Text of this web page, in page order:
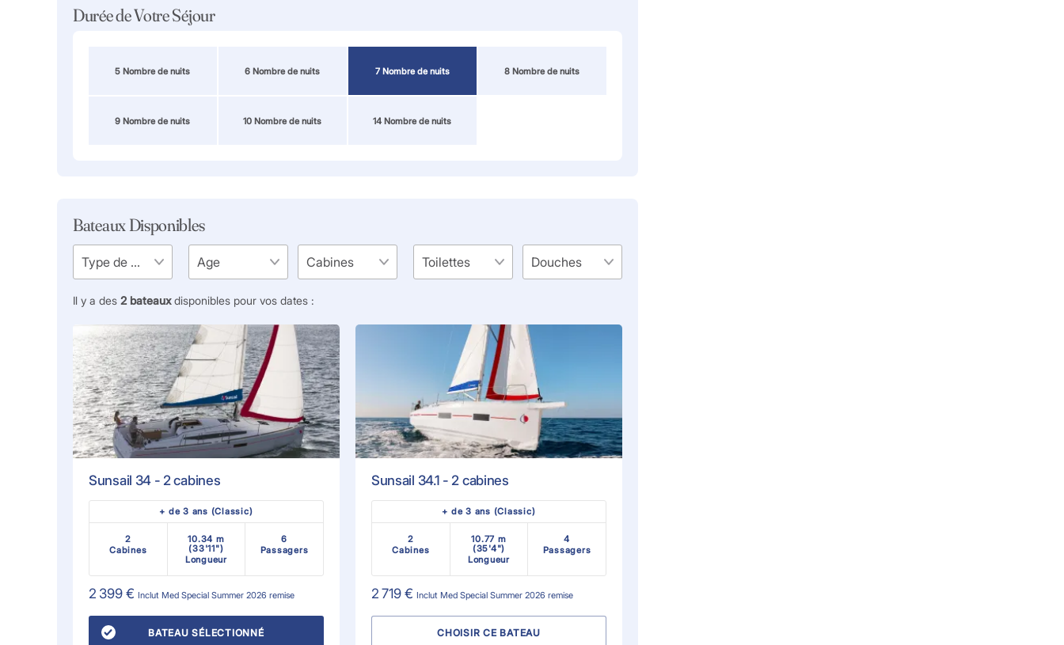
Durée de Votre Séjour
5 Nombre de nuits 6 Nombre de nuits 7 Nombre de nuits 8 Nombre de nuits
9 Nombre de nuits 10 Nombre de nuits 14 Nombre de nuits
Bateaux Disponibles
Il y a des 2 bateauxdisponibles pour vos dates :
Sunsail 34 - 2 cabines
+ de 3 ans (Classic)
2
Cabines
10.34 m
(33'11")
Longueur
6
Passagers
2 399 € Inclut Med Special Summer 2026 remise
BATEAU SÉLECTIONNÉ
Sunsail 34.1 - 2 cabines
+ de 3 ans (Classic)
2
Cabines
10.77 m
(35'4")
Longueur
4
Passagers
2 719 € Inclut Med Special Summer 2026 remise
CHOISIR CE BATEAU